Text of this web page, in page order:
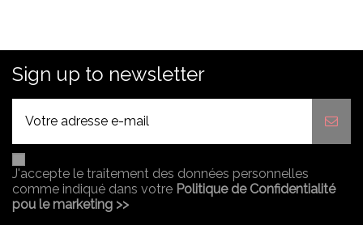
Sign up to newsletter
J'accepte le traitement des données personnelles
comme indiqué dans votre Politique de Confidentialité
pou le marketing >>